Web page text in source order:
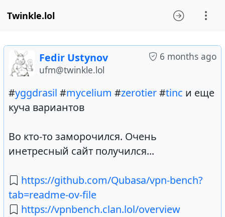
Twinkle.lol
6 months ago
Fedir Ustynov
ufm@twinkle.lol
#yggdrasil #mycelium #zerotier#tinc и еще
куча вариантов
Во кто-то заморочился. Очень
инетресный сайт получился...
https://github.com/Qubasa/vpn-bench?
tab=readme-ov-file
https://vpnbench.clan.lol/overview